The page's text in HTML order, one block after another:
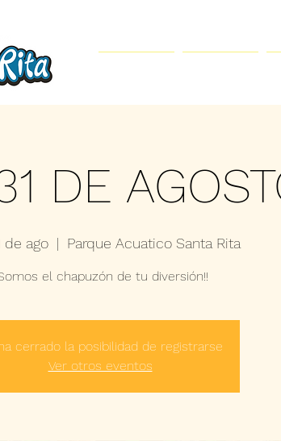
DE
de ago
  |
Parque Acuatico Santa Rita
el chapuzón de tu diversión!!
cerrado la posibilidad de registrarse
Ver otros eventos